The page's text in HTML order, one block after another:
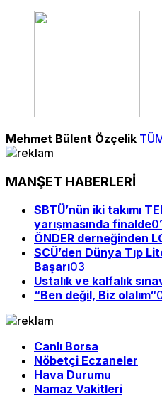
Mehmet Bülent Özçelik
MANŞET HABERLERİ
SBTÜ’nün iki takımı
yarışmasında finalde
ÖNDER derneğinden
SCÜ’den Dünya Tıp
Başarı03
Ustalık ve kalfalık
“Ben değil, Biz olalım“
Canlı Borsa
Nöbetçi Eczaneler
Hava Durumu
Namaz Vakitleri